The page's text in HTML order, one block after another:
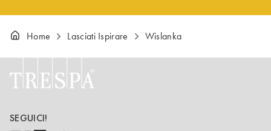
Home Lasciati Ispirare Wislanka
SEGUICI!